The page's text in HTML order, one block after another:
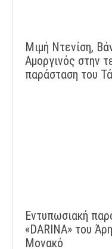
Μιμή Ντενίση,
Αμοργινός στην
παράσταση του
Εντυπωσιακή
«DARINA» του
Μονακό